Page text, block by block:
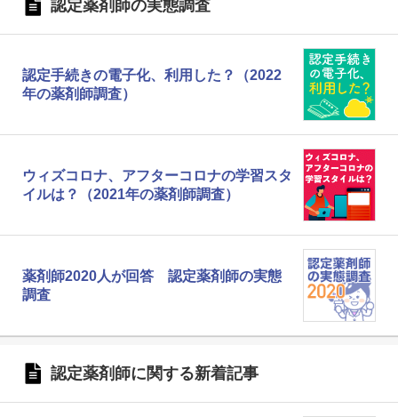
認定薬剤師の実態調査
認定手続きの電子化、利用した？（2022
年の薬剤師調査）
ウィズコロナ、アフターコロナの学習スタ
イルは？（2021年の薬剤師調査）
薬剤師2020人が回答 認定薬剤師の実態
調査
認定薬剤師に関する新着記事